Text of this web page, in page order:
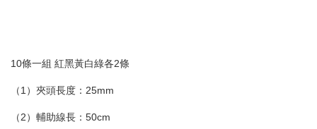
10條一組 紅黑黃白綠各2條
（1）夾頭長度：25mm
（2）輔助線長：50cm